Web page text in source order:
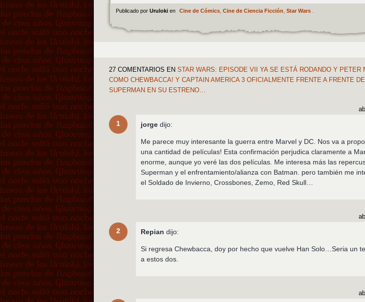
Publicado por Uruloki en Cine de Cómics, Cine de Ciencia Ficción Star Wars.
27 COMENTARIOS EN STAR WARS: EPISODE VII YA SE ESTÁ RODANDO Y PETER
COMO CHEWBACCA! Y CAPTAIN AMERICA 3 OFICIALMENTE FRENTE A FRENTE
SUPERMAN EN SU ESTRENO…
1 jorge dijo:
Me parece muy interesante la guerra entre Marvel y DC. Nos va a
una cantidad de películas! Esta confirmación perjudica claramente a
enorme, aunque yo veré las dos películas. Me interesa más las
Superman y el enfrentamiento/alianza con Batman. pero también me
el Soldado de Invierno, Crossbones, Zemo, Red Skull…
2 Repian dijo:
Si regresa Chewbacca, doy por hecho que vuelve Han Solo…Seria un
a estos dos.